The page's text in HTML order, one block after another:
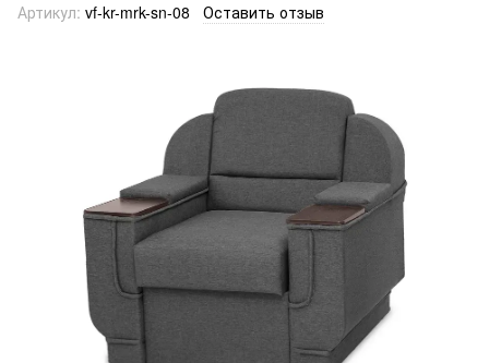
Артикул: vf-kr-mrk-sn-08 Оставить отзыв